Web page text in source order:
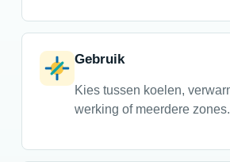
Gebruik
Kies tussen koelen,
werking of meerdere zones.